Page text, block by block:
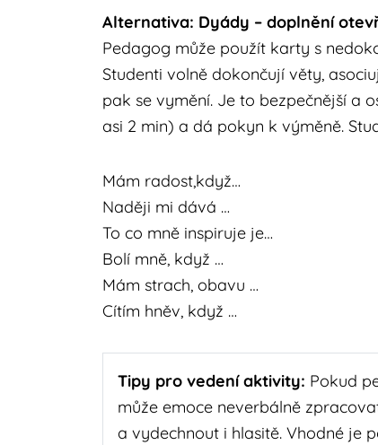
Alternativa: Dyády – doplnění
Pedagog může použít karty s
Studenti volně dokončují věty,
pak se vymění. Je to bezpečnější a
asi 2 min) a dá pokyn k výměně.
Mám radost,když…
Naději mi dává …
To co mně inspiruje je…
Bolí mně, když …
Mám strach, obavu …
Cítím hněv, když …
Tipy pro vedení aktivity: Pokud
může emoce neverbálně
a vydechnout i hlasitě. Vhodné je